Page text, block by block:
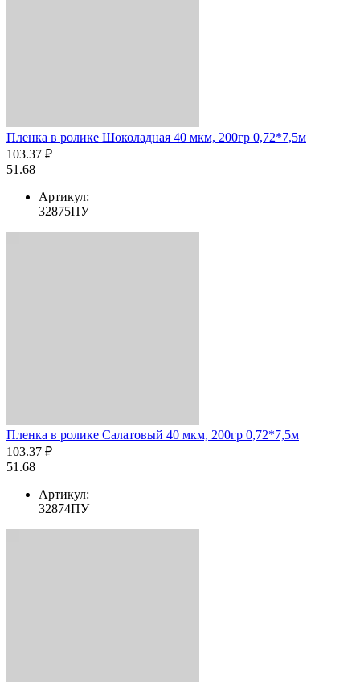
Пленка в ролике Шоколадная 40 мкм, 200гр 0,72*7,5м
103.37 ₽
51.68
Артикул:
32875ПУ
Пленка в ролике Салатовый 40 мкм, 200гр 0,72*7,5м
103.37 ₽
51.68
Артикул:
32874ПУ